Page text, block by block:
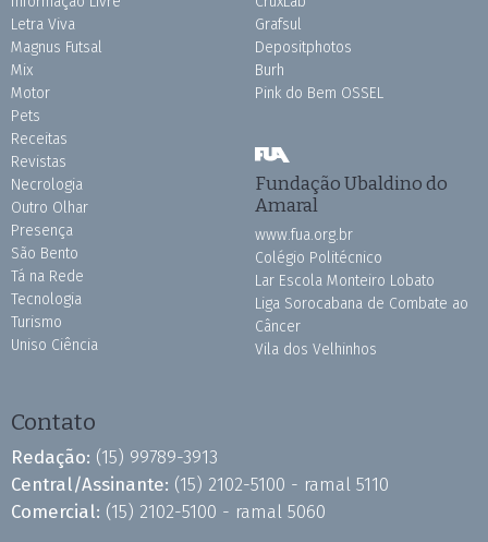
Letra Viva
Magnus Futsal
Mix
Motor
Pets
Receitas
Revistas
Necrologia
Outro Olhar
Presença
São Bento
Tá na Rede
Tecnologia
Turismo
Uniso Ciência
Grafsul
Depositphotos
Burh
Pink do Bem OSSEL
Fundação Ubaldino do
Amaral
www.fua.org.br
Colégio Politécnico
Lar Escola Monteiro Lobato
Liga Sorocabana de Combate ao
Câncer
Vila dos Velhinhos
Contato
Redação: (15) 99789-3913
Central/Assinante: (15) 2102-5100 - ramal 5110
Comercial: (15) 2102-5100 - ramal 5060